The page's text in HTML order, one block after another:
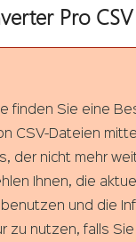
Pro CSV
finden Sie eine
CSV-Dateien
der nicht mehr
Ihnen, die
und die
zu nutzen, falls